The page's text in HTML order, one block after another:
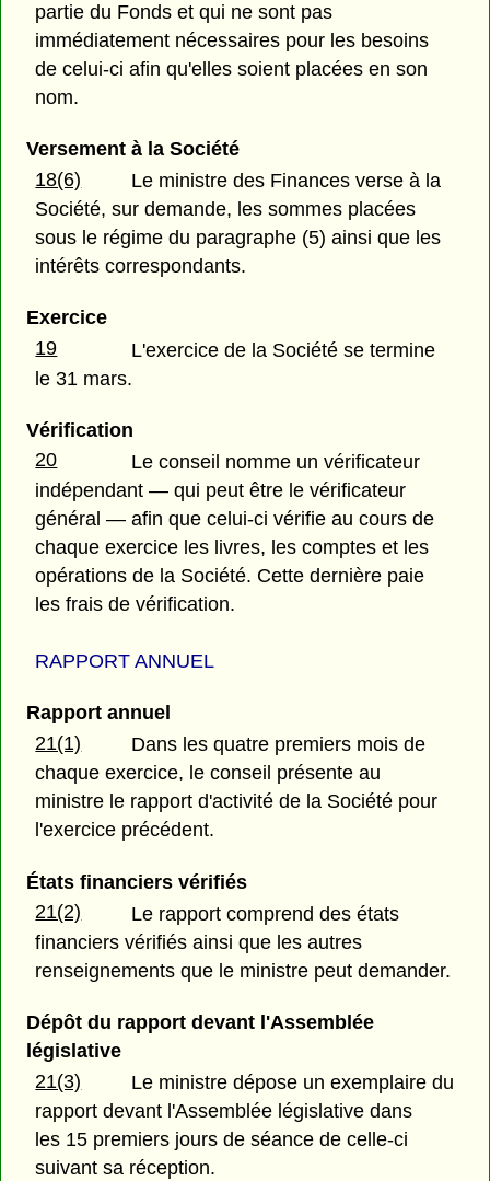
partie du Fonds et qui ne sont pas
immédiatement nécessaires pour les besoins
de celui-ci afin qu'elles soient placées en son
nom.
Versement à la Société
18(6)
Le ministre des Finances verse à la
Société, sur demande, les sommes placées
sous le régime du paragraphe (5) ainsi que les
intérêts correspondants.
Exercice
19
L'exercice de la Société se termine
le 31 mars.
Vérification
20
Le conseil nomme un vérificateur
indépendant — qui peut être le vérificateur
général — afin que celui-ci vérifie au cours de
chaque exercice les livres, les comptes et les
opérations de la Société. Cette dernière paie
les frais de vérification.
RAPPORT ANNUEL
Rapport annuel
21(1)
Dans les quatre premiers mois de
chaque exercice, le conseil présente au
ministre le rapport d'activité de la Société pour
l'exercice précédent.
États financiers vérifiés
21(2)
Le rapport comprend des états
financiers vérifiés ainsi que les autres
renseignements que le ministre peut demander.
Dépôt du rapport devant l'Assemblée
législative
21(3)
Le ministre dépose un exemplaire du
rapport devant l'Assemblée législative dans
les 15 premiers jours de séance de celle-ci
suivant sa réception.